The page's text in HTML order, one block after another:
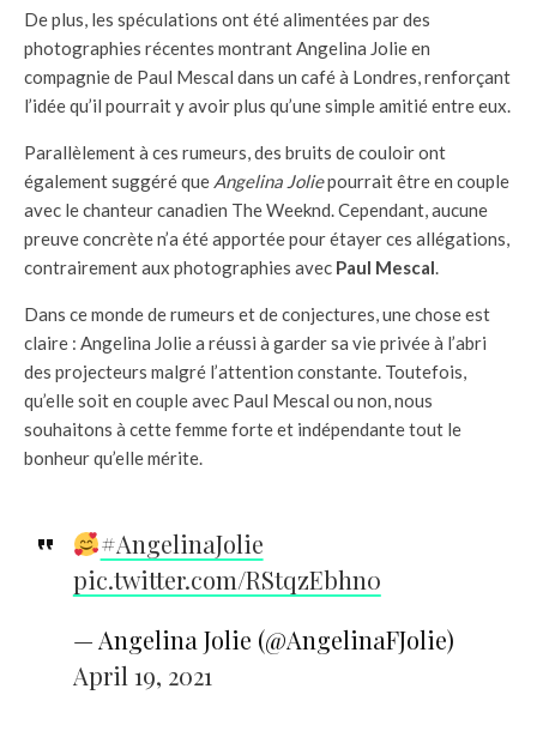
De plus, les spéculations ont été alimentées par des
photographies récentes montrant Angelina Jolie en
compagnie de Paul Mescal dans un café à Londres, renforçant
l’idée qu’il pourrait y avoir plus qu’une simple amitié entre eux.
Parallèlement à ces rumeurs, des bruits de couloir ont
également suggéré que Angelina Joliepourrait être en couple
avec le chanteur canadien The Weeknd. Cependant, aucune
preuve concrète n’a été apportée pour étayer ces allégations,
contrairement aux photographies avec Paul Mescal.
Dans ce monde de rumeurs et de conjectures, une chose est
claire : Angelina Jolie a réussi à garder sa vie privée à l’abri
des projecteurs malgré l’attention constante. Toutefois,
qu’elle soit en couple avec Paul Mescal ou non, nous
souhaitons à cette femme forte et indépendante tout le
bonheur qu’elle mérite.
#AngelinaJolie
pic.twitter.com/RStqzEbhn0
— Angelina Jolie (@AngelinaFJolie)
April 19, 2021